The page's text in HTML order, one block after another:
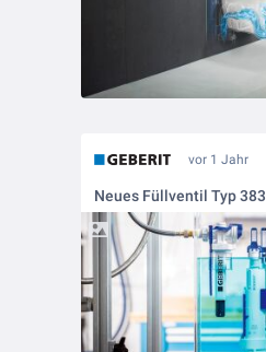
vor 1 Jahr
Neues Füllventil Typ 383